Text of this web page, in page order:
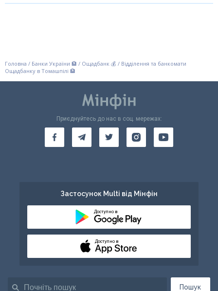
Головна / Банки України 🏦 / Ощадбанк 💰 / Відділення та банкомати
Ощадбанку в Томашпілі 🏦
Пошук
Приєднуйтесь до нас в соц. мережах:
Застосунок Multi від Мінфін
Доступно в
Доступно в